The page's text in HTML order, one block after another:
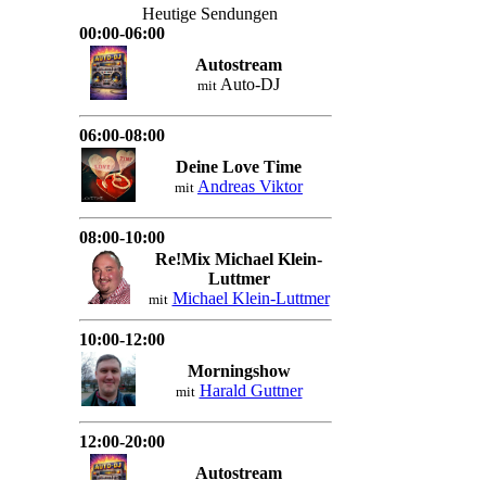
Heutige Sendungen
00:00-06:00
Autostream
mit Auto-DJ
06:00-08:00
Deine Love Time
mit Andreas Viktor
08:00-10:00
Re!Mix Michael Klein-
Luttmer
mit Michael Klein-Luttmer
10:00-12:00
Morningshow
mit Harald Guttner
12:00-20:00
Autostream